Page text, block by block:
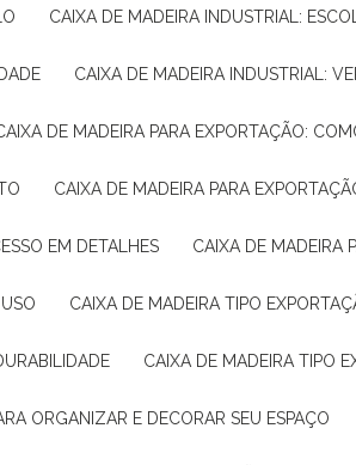
CAIXA DE MADEIRA INDUSTRIAL:
CAIXA DE MADEIRA INDUSTRIAL:
CAIXA DE MADEIRA PARA EXPORTAÇÃO:
CAIXA DE MADEIRA PARA
EM DETALHES CAIXA DE
CAIXA DE MADEIRA TIPO
CAIXA DE MADEIRA TIPO
ORGANIZAR E DECORAR SEU ESPAÇO